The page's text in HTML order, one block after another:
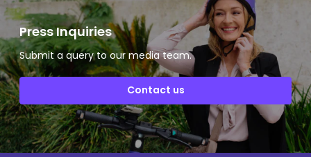
Press Inquiries
Submit a query to our media team.
Contact us